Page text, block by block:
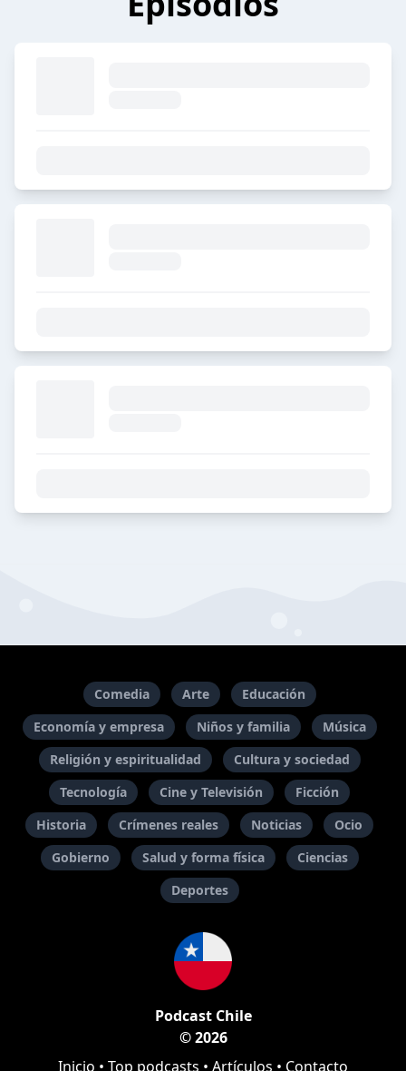
Comedia Arte
Educación
Economía y empresa
Niños y familia
Música
Religión y espiritualidad
Cultura y sociedad
Tecnología
Cine y Televisión
Ficción
Historia
Crímenes reales Noticias
Ocio
Gobierno
Salud y forma física
Ciencias
Deportes
Podcast Chile
© 2026
Inicio • Top podcasts • Artículos • Contacto